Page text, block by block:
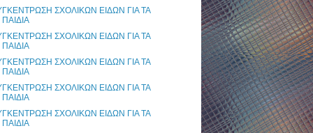
ΣΧΟΛΙΚΩΝ ΕΙΔΩΝ ΓΙΑ ΤΑ
ΠΑΙΔΙΑ
ΣΧΟΛΙΚΩΝ ΕΙΔΩΝ ΓΙΑ ΤΑ
ΠΑΙΔΙΑ
ΣΧΟΛΙΚΩΝ ΕΙΔΩΝ ΓΙΑ ΤΑ
ΠΑΙΔΙΑ
ΣΧΟΛΙΚΩΝ ΕΙΔΩΝ ΓΙΑ ΤΑ
ΠΑΙΔΙΑ
ΣΧΟΛΙΚΩΝ ΕΙΔΩΝ ΓΙΑ ΤΑ
ΠΑΙΔΙΑ